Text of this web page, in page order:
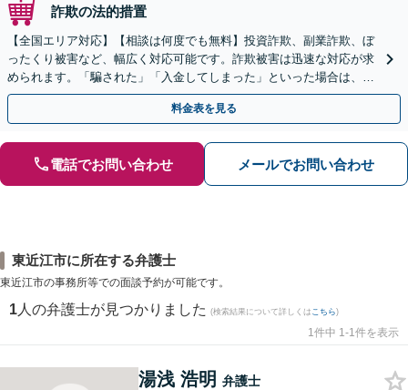
詐欺の法的措置
【全国エリア対応】【相談は何度でも無料】投資詐欺、副業詐欺、ぼ
ったくり被害など、幅広く対応可能です。詐欺被害は迅速な対応が求
められます。「騙された」「入金してしまった」といった場合は、お
早めにご相談ください。【電話・メール・WEB相談可】
料金表を見る
電話でお問い合わせ メールでお問い合わせ
東近江市に所在する弁護士
東近江市の事務所等での面談予約が可能です。
1 人の弁護士が見つかりました (検索結果について詳しくは こちら)
1件中 1-1件を表示
湯浅 浩明 弁護士